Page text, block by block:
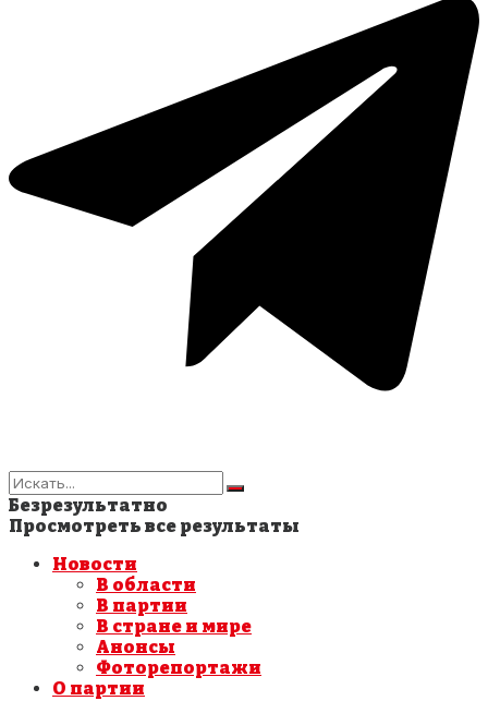
Безрезультатно
Просмотреть все результаты
Новости
В области
В партии
В стране и мире
Анонсы
Фоторепортажи
О партии